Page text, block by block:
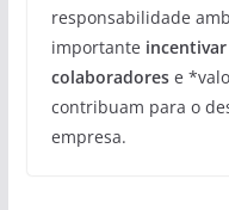
responsabilidade
importante
colaboradorese
contribuam para o
empresa.